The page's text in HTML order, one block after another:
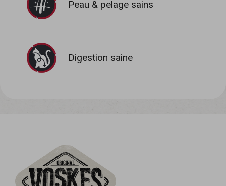
Peau & pelage sains
Digestion saine